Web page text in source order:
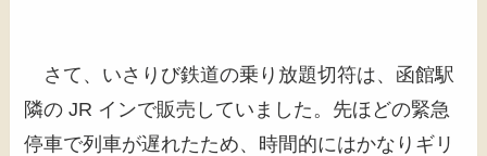
さて、いさりび鉄道の乗り放題切符は、函館駅
隣の JR インで販売していました。先ほどの緊急
停車で列車が遅れたため、時間的にはかなりギリ